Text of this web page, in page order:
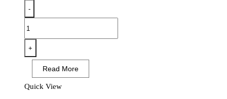
-
WX3
Eco
Hybrid
Softshell
+
Read More
Quick View